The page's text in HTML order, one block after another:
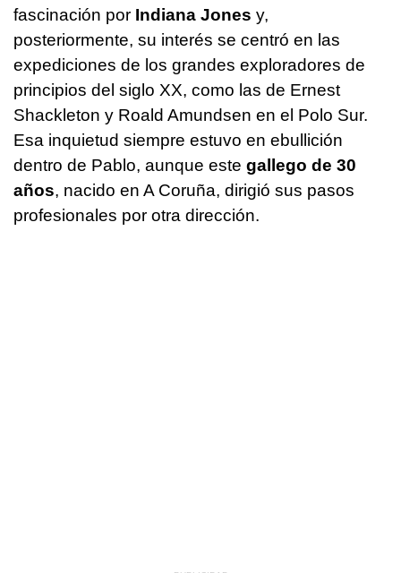
fascinación por Indiana Jones y,
posteriormente, su interés se centró en las
expediciones de los grandes exploradores de
principios del siglo XX, como las de Ernest
Shackleton y Roald Amundsen en el Polo Sur.
Esa inquietud siempre estuvo en ebullición
dentro de Pablo, aunque este gallego de 30
años, nacido en A Coruña, dirigió sus pasos
profesionales por otra dirección.